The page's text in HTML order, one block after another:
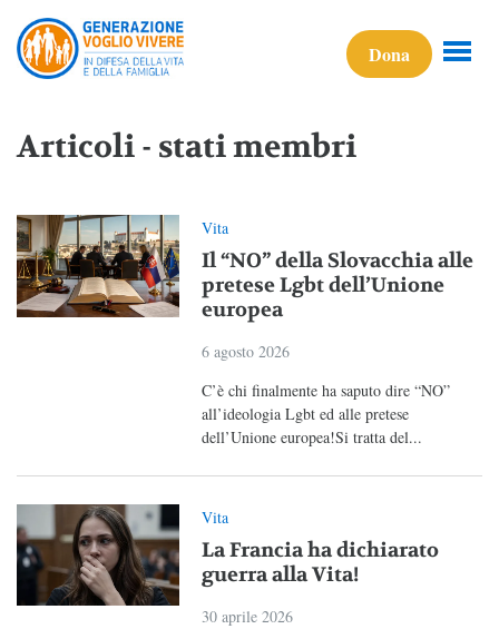
Dona
Articoli - stati membri
Vita
Il “NO” della Slovacchia alle
pretese Lgbt dell’Unione
europea
6 agosto 2026
C’è chi finalmente ha saputo dire “NO”
all’ideologia Lgbt ed alle pretese
dell’Unione europea!Si tratta del...
Vita
La Francia ha dichiarato
guerra alla Vita!
30 aprile 2026